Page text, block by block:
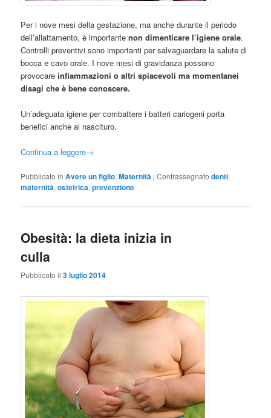
Per i nove mesi della gestazione, ma anche durante il periodo
dell’allattamento, è importante non dimenticare l’igiene orale.
Controlli preventivi sono importanti per salvaguardare la salute di
bocca e cavo orale. I nove mesi di gravidanza possono
provocareinfiammazioni o altri spiacevoli ma momentanei
disagi che è bene conoscere.
Un’adeguata igiene per combattere i batteri cariogeni porta
benefici anche al nascituro.
Continua a leggere→
Pubblicato in Avere un figlio,Maternità |Contrassegnato denti,
maternità,ostetrica,prevenzione
Obesità: la dieta inizia in
culla
Pubblicato il3 luglio 2014